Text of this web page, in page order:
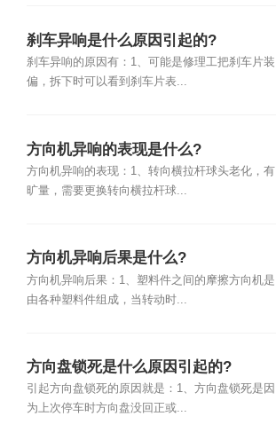
刹车异响是什么原因引起的?
刹车异响的原因有：1、可能是修理工把刹车片装
偏，拆下时可以看到刹车片表...
方向机异响的表现是什么?
方向机异响的表现：1、转向横拉杆球头老化，有
旷量，需要更换转向横拉杆球...
方向机异响后果是什么?
方向机异响后果：1、塑料件之间的摩擦方向机是
由各种塑料件组成，当转动时...
方向盘锁死是什么原因引起的?
引起方向盘锁死的原因就是：1、方向盘锁死是因
为上次停车时方向盘没回正或...